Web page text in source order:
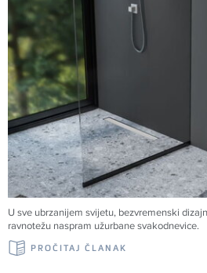
U sve ubrzanijem svijetu, bezvremenski
ravnotežu naspram užurbane svakodnevice.
PROČITAJ ČLANAK